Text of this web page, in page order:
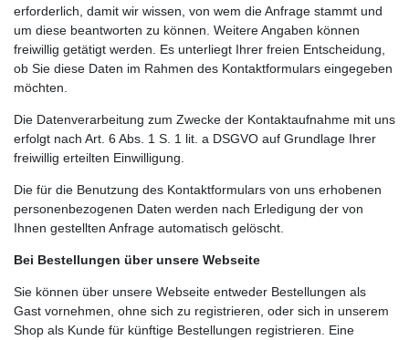
erforderlich, damit wir wissen, von wem die Anfrage stammt und
um diese beantworten zu können. Weitere Angaben können
freiwillig getätigt werden. Es unterliegt Ihrer freien Entscheidung,
ob Sie diese Daten im Rahmen des Kontaktformulars eingegeben
möchten.
Die Datenverarbeitung zum Zwecke der Kontaktaufnahme mit uns
erfolgt nach Art. 6 Abs. 1 S. 1 lit. a DSGVO auf Grundlage Ihrer
freiwillig erteilten Einwilligung.
Die für die Benutzung des Kontaktformulars von uns erhobenen
personenbezogenen Daten werden nach Erledigung der von
Ihnen gestellten Anfrage automatisch gelöscht.
Bei Bestellungen über unsere Webseite
Sie können über unsere Webseite entweder Bestellungen als
Gast vornehmen, ohne sich zu registrieren, oder sich in unserem
Shop als Kunde für künftige Bestellungen registrieren. Eine